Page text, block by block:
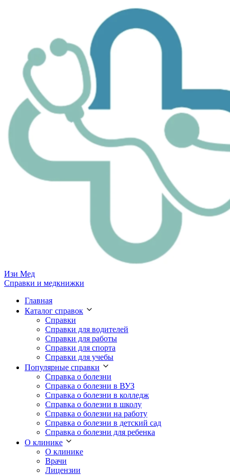
Изи Мед
Справки и медкнижки
Главная
Каталог справок
Справки
Справки для водителей
Справки для работы
Справки для спорта
Справки для учебы
Популярные справки
Справка о болезни
Справка о болезни в ВУЗ
Справка о болезни в колледж
Справка о болезни в школу
Справка о болезни на работу
Справка о болезни в детский сад
Справка о болезни для ребенка
О клинике
О клинике
Врачи
Лицензии